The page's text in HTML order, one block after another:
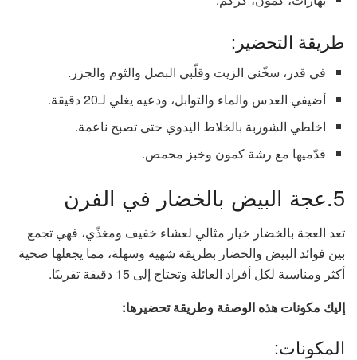
طريقة التحضير:
في قدر، سخّني الزيت وقلّبي البصل والثوم والجزر.
أضيفي العدس والماء والتوابل، ودعيه يغلي لـ20 دقيقة.
اخلطي الشوربة بالخلاط اليدوي حتى تصبح ناعمة.
قدّميها مع رشة كمون وخبز محمص.
5.عجة البيض بالخضار في الفرن
تعد العجة بالخضار خيار مثالي لعشاء خفيف ومغذّي، فهي تجمع
بين فوائد البيض والخضار بطريقة شهية وسهلة، مما يجعلها صحية
أكثر ومناسبة لكل أفراد العائلة وتحتاج إلى 15 دقيقة تقريبًا.
إليك مكونات هذه الوصفة وطريقة تحضيرها:
المكونات: